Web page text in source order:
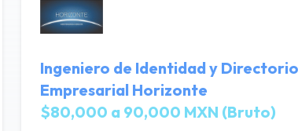
Ingeniero de Identidad y
Empresarial Horizonte
$80,000 a 90,000 MXN (Bruto)